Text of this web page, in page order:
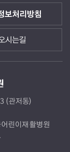
보처리방침
시는길
(관저동)
린이재활병원